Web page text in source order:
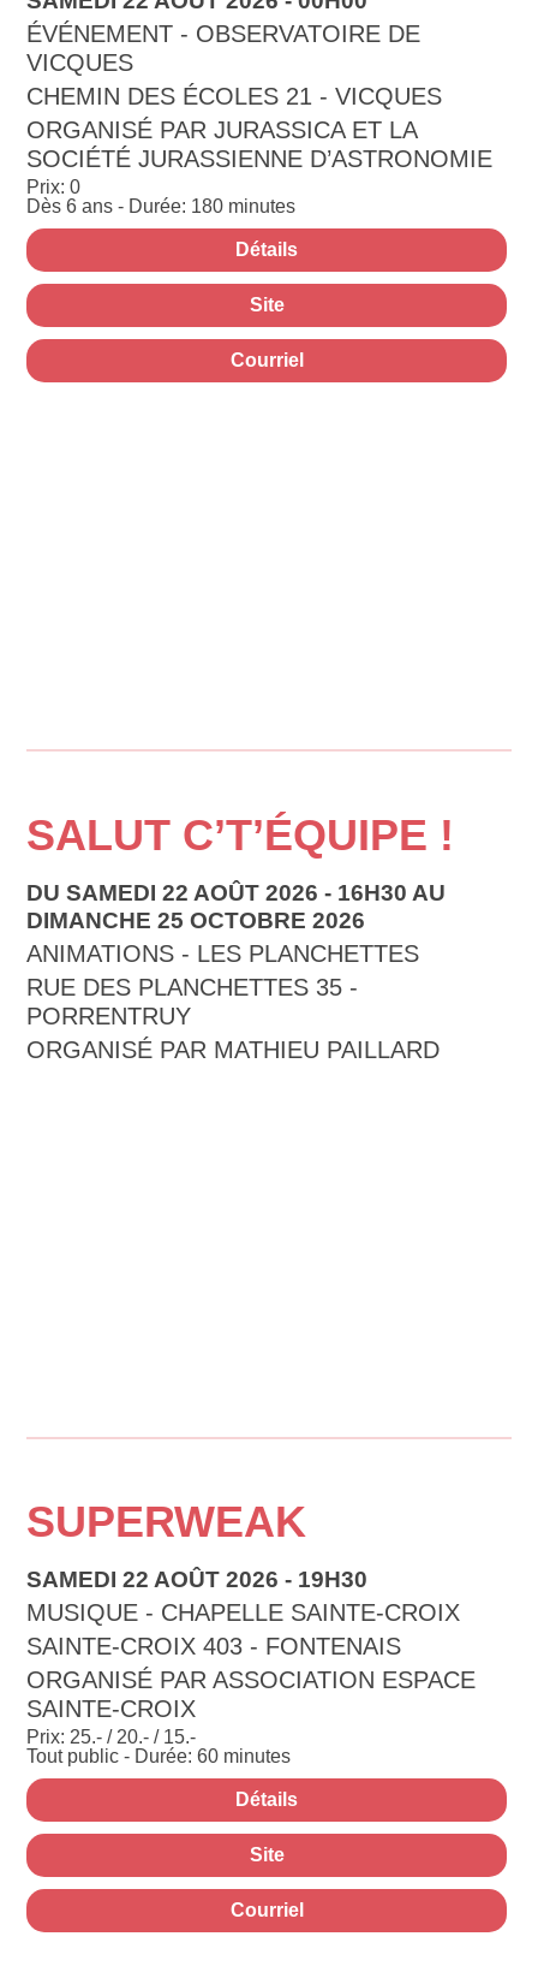
ÉVÉNEMENT - OBSERVATOIRE DE
VICQUES
CHEMIN DES ÉCOLES 21 - VICQUES
ORGANISÉ PAR JURASSICA ET LA
SOCIÉTÉ JURASSIENNE D’ASTRONOMIE
Prix: 0
Dès 6 ans - Durée: 180 minutes
Détails
Site
Courriel
SALUT C’T’ÉQUIPE !
DU SAMEDI 22 AOÛT 2026 - 16H30 AU
DIMANCHE 25 OCTOBRE 2026
ANIMATIONS - LES PLANCHETTES
RUE DES PLANCHETTES 35 -
PORRENTRUY
ORGANISÉ PAR MATHIEU PAILLARD
SUPERWEAK
SAMEDI 22 AOÛT 2026 - 19H30
MUSIQUE - CHAPELLE SAINTE-CROIX
SAINTE-CROIX 403 - FONTENAIS
ORGANISÉ PAR ASSOCIATION ESPACE
SAINTE-CROIX
Prix: 25.- / 20.- / 15.-
Tout public - Durée: 60 minutes
Détails
Site
Courriel